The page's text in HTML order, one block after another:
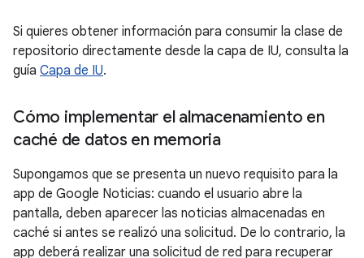
Si quieres obtener información para consumir la clase de
repositorio directamente desde la capa de IU, consulta la
guía Capa de IU.
Cómo implementar el almacenamiento en
caché de datos en memoria
Supongamos que se presenta un nuevo requisito para la
app de Google Noticias: cuando el usuario abre la
pantalla, deben aparecer las noticias almacenadas en
caché si antes se realizó una solicitud. De lo contrario, la
app deberá realizar una solicitud de red para recuperar